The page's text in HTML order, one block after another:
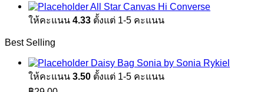
All Star Canvas Hi Converse
ให้คะแนน 4.33 ตั้งแต่ 1-5 คะแนน
Best Selling
Daisy Bag Sonia by Sonia Rykiel
ให้คะแนน 3.50 ตั้งแต่ 1-5 คะแนน